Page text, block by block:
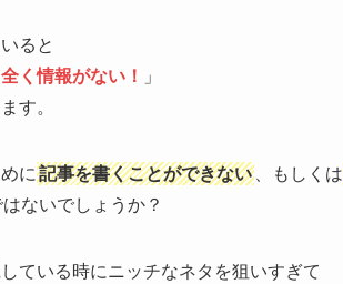
ると
く情報がない！
」
す。
に 記事を書くことができない 、もしくは
ないでしょうか？
ている時にニッチなネタを狙いすぎて